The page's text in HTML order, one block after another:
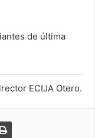
de última
ECIJA Otero.